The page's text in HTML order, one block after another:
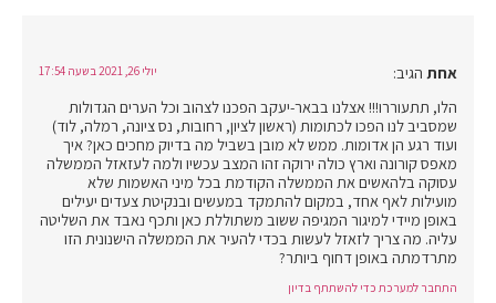
אחת הגיב: יולי 26, 2021 בשעה 17:54
הלו, תתעוררו!!! אצלנו בבאר-יעקב הפכנו לצהוב וכל הערים הגדולות
שמסביב לנו הפכו לכתומות (ראשון לציון, רחובות, נס ציונה, רמלה, לוד)
ועוד רגע הן אדומות. ממש לא מובן בשביל מה בדיוק מחכים כאן? איך
מאפס קורונה וארץ כולה ירוקה זהו המצב עכשיו ולמה לעזאזל הממשלה
עסוקה בלהאשים את הממשלה הקודמת בכל מיני האשמות שלא
מועילות לאף אחד, במקום להתמקד במעשים ובנקיטת צעדים יעילים
באופן מיידי למיגור המגיפה ששוב משתוללת כאן ותכף נאבד את השליטה
עליה. מה צריך לזאזל לעשות בכדי להעיר את הממשלה הישנונית הזו
מתרדמתה באופן דחוף ביותר?
התחבר למערכת כדי להשתתף בדיון